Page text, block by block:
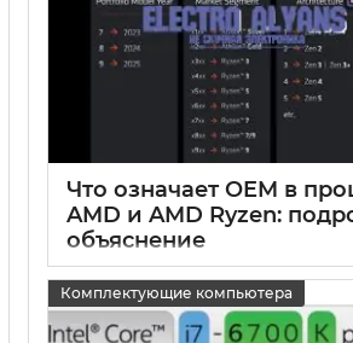
Что означает OEM в
AMD и AMD Ryzen:
объяснение
Комплектующие компьютера